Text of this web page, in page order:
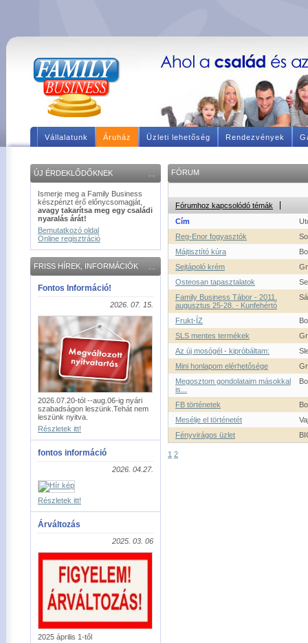
Vállalatunk Áruház Üzleti lehetőség Rendezvények
ÚJ ÉRDEKLŐDŐKNEK
Ismerje meg a Family Business
készpénzt érő előnycsomagját,
avagy takarítsa meg egy családi
nyaralás árát!
Bemutatkozó oldal
Online regisztráció
FRISS HÍREK, INFORMÁCIÓK
Fontos Információ!
2026. 07. 15.
2026.07.20-tól --aug.06-ig nyári
szabadságon leszünk.Tehát nem
leszünk nyitva.
Részletek itt!
fontos információ
2026. 04.27.
Részletek itt!
Árváltozás
2025. 03. 06
2025 április 1-től
FÓRUM
Fórumhoz kapcsolódó témák
Cím
Reg-Enor fogyasztók
Májtisztító kúra
Sejtápoló krém
Osteosan tapasztalatok
Family Business Tábor - 2011.
augusztus 25-28. - Kunfehértó
Frukt-ÍZ
SLS mentes termékek
Az új mosógél - kipróbáltam:
Mini honlapom elérhetősége
Megosztom gondolataim másokkal
is...
FB történetek
Mesélje el történetét
Fényvirágos üzlet
1 2